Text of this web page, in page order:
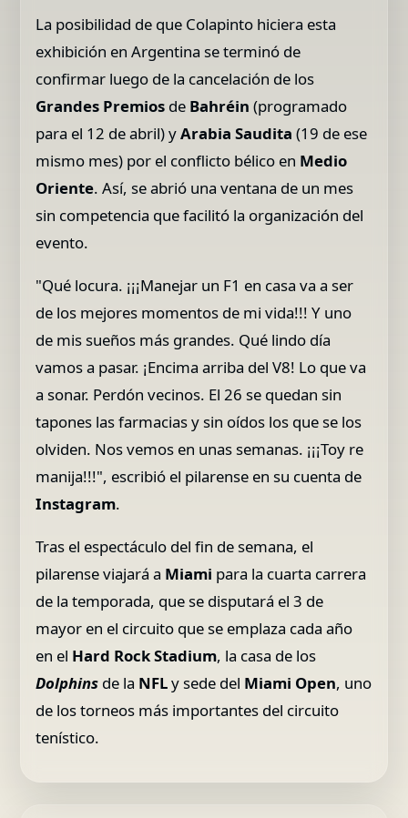
La posibilidad de que Colapinto hiciera esta
exhibición en Argentina se terminó de
confirmar luego de la cancelación de los
Grandes Premios de Bahréin(programado
para el 12 de abril) yArabia Saudita (19 de ese
mismo mes) por el conflicto bélico en Medio
Oriente. Así, se abrió una ventana de un mes
sin competencia que facilitó la organización del
evento.
"Qué locura. ¡¡¡Manejar un F1 en casa va a ser
de los mejores momentos de mi vida!!! Y uno
de mis sueños más grandes. Qué lindo día
vamos a pasar. ¡Encima arriba del V8! Lo que va
a sonar. Perdón vecinos. El 26 se quedan sin
tapones las farmacias y sin oídos los que se los
olviden. Nos vemos en unas semanas. ¡¡¡Toy re
manija!!!", escribió el pilarense en su cuenta de
Instagram.
Tras el espectáculo del fin de semana, el
pilarense viajará a Miami para la cuarta carrera
de la temporada, que se disputará el 3 de
mayor en el circuito que se emplaza cada año
en el Hard Rock Stadium, la casa de los
Dolphins de la NFLy sede del Miami Open, uno
de los torneos más importantes del circuito
tenístico.